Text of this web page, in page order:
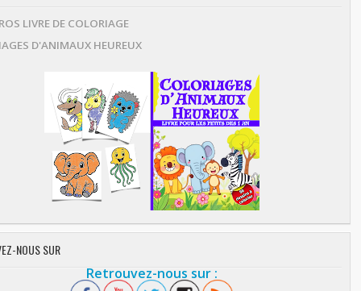
LIVRE DE COLORIAGE
D'ANIMAUX HEUREUX
NOUS SUR
Retrouvez-nous sur :